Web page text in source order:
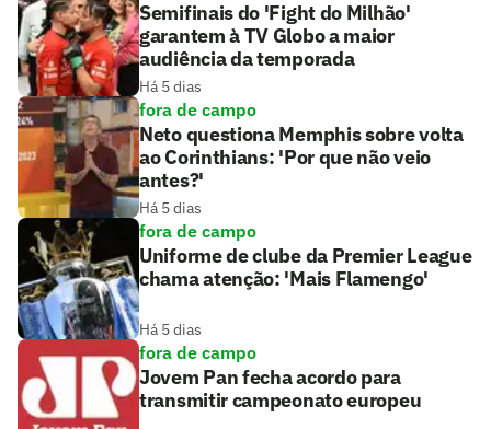
Semifinais do 'Fight do Milhão'
garantem à TV Globo a maior
audiência da temporada
Há 5 dias
fora de campo
Neto questiona Memphis sobre volta
ao Corinthians: 'Por que não veio
antes?'
Há 5 dias
fora de campo
Uniforme de clube da Premier League
chama atenção: 'Mais Flamengo'
Há 5 dias
fora de campo
Jovem Pan fecha acordo para
transmitir campeonato europeu